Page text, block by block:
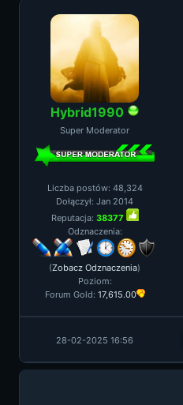
Hybrid1990
Super Moderator
Liczba postów: 48,324
Dołączył: Jan 2014
Reputacja: 38377
Odznaczenia:
(Zobacz Odznaczenia)
Poziom:
Forum Gold: 17,615.00
28-02-2025 16:56